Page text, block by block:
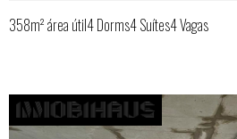
358m² área útil4 Dorms4 Suítes4 Vagas